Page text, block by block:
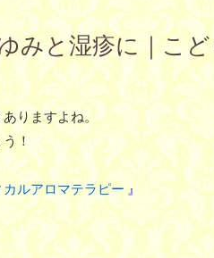
みと湿疹に｜こ
りますよね。
！
ルアロマテラピー』